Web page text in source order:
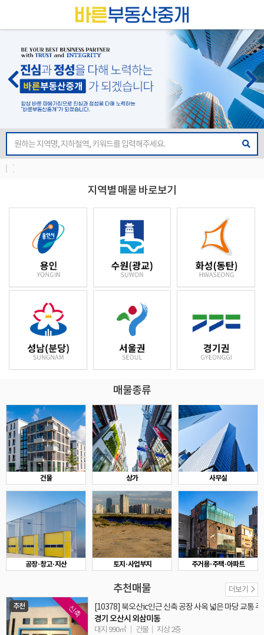
지역별 매물 바로보기
매물종류
건물 상가 사무실
공장·창고·지산 토지·사업부지 주거용·주택·아파트
추천매물 더보기
신축
추천
[10378] 북오산ic인근 신축 공장 사옥 넓은 마당 교통
경기 오산시 외삼미동
대지 990㎡ 건물 지상 2층